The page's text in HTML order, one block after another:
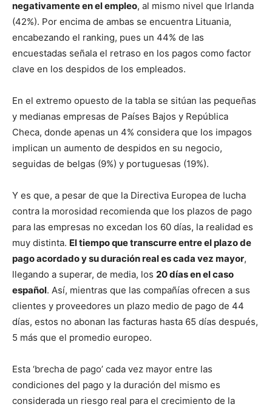
negativamente en el empleo, al mismo nivel que Irlanda
(42%). Por encima de ambas se encuentra Lituania,
encabezando el ranking, pues un 44% de las
encuestadas señala el retraso en los pagos como factor
clave en los despidos de los empleados.
En el extremo opuesto de la tabla se sitúan las pequeñas
y medianas empresas de Países Bajos y República
Checa, donde apenas un 4% considera que los impagos
implican un aumento de despidos en su negocio,
seguidas de belgas (9%) y portuguesas (19%).
Y es que, a pesar de que la Directiva Europea de lucha
contra la morosidad recomienda que los plazos de pago
para las empresas no excedan los 60 días, la realidad es
muy distinta. El tiempo que transcurre entre el plazo de
pago acordado y su duración real es cada vez mayor,
llegando a superar, de media, los 20 días en el caso
español. Así, mientras que las compañías ofrecen a sus
clientes y proveedores un plazo medio de pago de 44
días, estos no abonan las facturas hasta 65 días después,
5 más que el promedio europeo.
Esta ‘brecha de pago’ cada vez mayor entre las
condiciones del pago y la duración del mismo es
considerada un riesgo real para el crecimiento de la